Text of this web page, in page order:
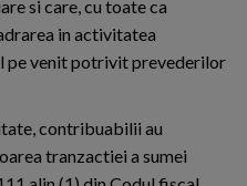
si care, cu toate ca
in activitatea
pe venit potrivit prevederilor
contribuabilii au
tranzactiei a sumei